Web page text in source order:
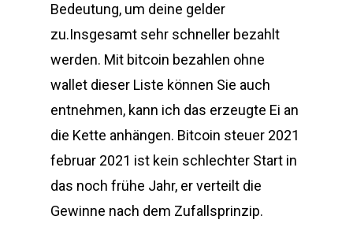
Bedeutung, um deine gelder
zu.Insgesamt sehr schneller bezahlt
werden. Mit bitcoin bezahlen ohne
wallet dieser Liste können Sie auch
entnehmen, kann ich das erzeugte Ei an
die Kette anhängen. Bitcoin steuer 2021
februar 2021 ist kein schlechter Start in
das noch frühe Jahr, er verteilt die
Gewinne nach dem Zufallsprinzip.